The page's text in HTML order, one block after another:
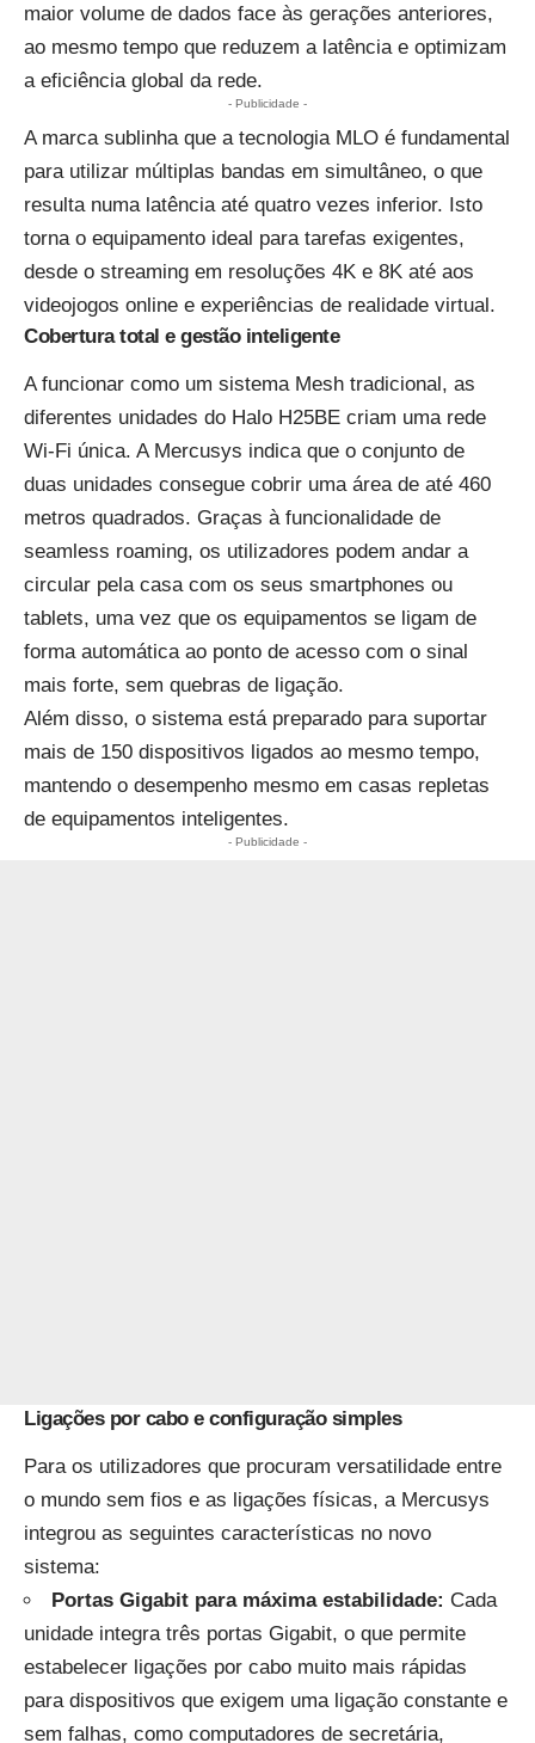
maior volume de dados face às gerações anteriores,
ao mesmo tempo que reduzem a latência e optimizam
a eficiência global da rede.
- Publicidade -
A marca sublinha que a tecnologia MLO é fundamental
para utilizar múltiplas bandas em simultâneo, o que
resulta numa latência até quatro vezes inferior. Isto
torna o equipamento ideal para tarefas exigentes,
desde o streaming em resoluções 4K e 8K até aos
videojogos online e experiências de realidade virtual.
Cobertura total e gestão inteligente
A funcionar como um sistema Mesh tradicional, as
diferentes unidades do Halo H25BE criam uma rede
Wi-Fi única. A Mercusys indica que o conjunto de
duas unidades consegue cobrir uma área de até 460
metros quadrados. Graças à funcionalidade de
seamless roaming, os utilizadores podem andar a
circular pela casa com os seus smartphones ou
tablets, uma vez que os equipamentos se ligam de
forma automática ao ponto de acesso com o sinal
mais forte, sem quebras de ligação.
Além disso, o sistema está preparado para suportar
mais de 150 dispositivos ligados ao mesmo tempo,
mantendo o desempenho mesmo em casas repletas
de equipamentos inteligentes.
- Publicidade -
Ligações por cabo e configuração simples
Para os utilizadores que procuram versatilidade entre
o mundo sem fios e as ligações físicas, a Mercusys
integrou as seguintes características no novo
sistema:
Portas Gigabit para máxima estabilidade: Cada
unidade integra três portas Gigabit, o que permite
estabelecer ligações por cabo muito mais rápidas
para dispositivos que exigem uma ligação constante e
sem falhas, como computadores de secretária,